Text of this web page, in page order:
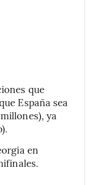
que
España sea
ya
en